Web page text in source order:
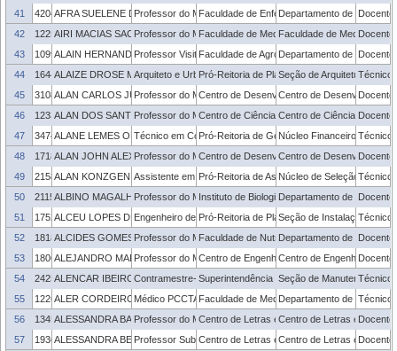
41
420433AFRA SUELENE DE SOUSAProfessor do Magistério Superior
Faculdade de EnfermagemDepartamento de Docente
42
1225714AIRI MACIAS SACCOProfessor do Magistério Superior
Faculdade de MedicinaFaculdade de Medicina
Docente
43
1099685ALAIN HERNANDEZ SANTOYO
Professor VisitanteFaculdade de Agronomia Eliseu Maciel
Departamento de Ciências
Docente
44
1644969ALAIZE DROSE MACHADOArquiteto e UrbanistaPró-Reitoria de Planejamento e
Seção de ArquiteturaTécnico
45
3108788ALAN CARLOS JUNIOR ROSSETTO
Professor do Magistério Superior
Centro de Desenvolvimento Tecnológico
Centro de
Docente
46
1233383ALAN DOS SANTOS DA SILVAProfessor do Magistério Superior
Centro de Ciências Químicas, Farmacêuticas
Centro de CiênciasDocente
47
3474817ALANE LEMES OLIVEIRATécnico em ContabilidadePró-Reitoria de Gestão com Pessoas
Núcleo FinanceiroTécnico
48
1718338ALAN JOHN ALEXANDER MCBRIDE
Professor do Magistério Superior
Centro de Desenvolvimento Tecnológico
Centro de
Docente
49
2158790ALAN KONZGEN ZIBETTIAssistente em AdministraçãoPró-Reitoria de Assuntos Estudantis
Núcleo de Seleção eTécnico
50
2115492ALBINO MAGALHAES NETOProfessor do Magistério Superior
Instituto de BiologiaDepartamento de
Docente
51
1752291ALCEU LOPES DE FREITAS JÚNIOREngenheiro de Segurança do Trabalho
Pró-Reitoria de Planejamento e
Seção de Instalações e
Técnico
52
1818079ALCIDES GOMES NETOProfessor do Magistério Superior
Faculdade de NutriçãoDepartamento de Nutrição
Docente
53
1806731ALEJANDRO MARTINS RODRIGUEZ
Professor do Magistério Superior
Centro de EngenhariasCentro de Engenharias
Docente
54
2425106ALENCAR IBEIRO DE OLIVEIRA
Contramestre-ofícioSuperintendência de Infraestrutura
Seção de Manutenção dos
Técnico
55
1226303ALER CORDEIRO LIMAMédico PCCTAEFaculdade de MedicinaDepartamento de Medicina
Técnico
56
1345149ALESSANDRA BALDOProfessor do Magistério Superior
Centro de Letras e Comunicação
Centro de Letras eDocente
57
1936123ALESSANDRA BELLETTI FIGUEIRA
Professor SubstitutoCentro de Letras e Comunicação
Centro de Letras eDocente